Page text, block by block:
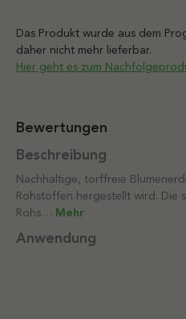
Das Produkt wurde aus dem
daher nicht mehr lieferbar.
Hier geht es zum
Bewertungen
Beschreibung
Nachhaltige, torffreie
Rohstoffen hergestellt wird. Die
Rohs… Mehr
Anwendung